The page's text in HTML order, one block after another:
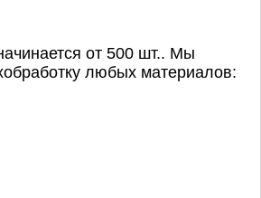
от 500 шт.. Мы
любых материалов: